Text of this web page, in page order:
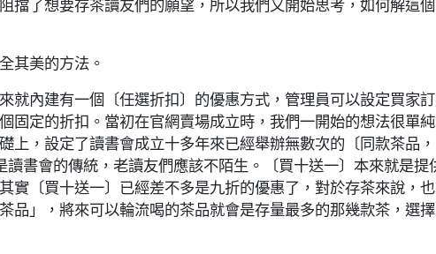
擋了想要存茶讀友們的願望，所以我們又開始思考，如何解這個
美的方法。
內建有一個〔任選折扣〕的優惠方式，管理員可以設定買家
固定的折扣。當初在官網賣場成立時，我們一開始的想法很單純
上，設定了讀書會成立十多年來已經舉辦無數次的〔同款茶品
讀書會的傳統，老讀友們應該不陌生。〔買十送一〕本來就是提
實〔買十送一〕已經差不多是九折的優惠了，對於存茶來說，
品」，將來可以輪流喝的茶品就會是存量最多的那幾款茶，選